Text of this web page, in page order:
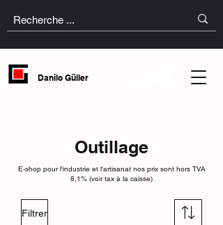
Danilo Güller
Outillage
E-shop pour l'industrie et l'artisanat nos prix sont hors TVA
8,1% (voir tax à la caisse)
Filtrer